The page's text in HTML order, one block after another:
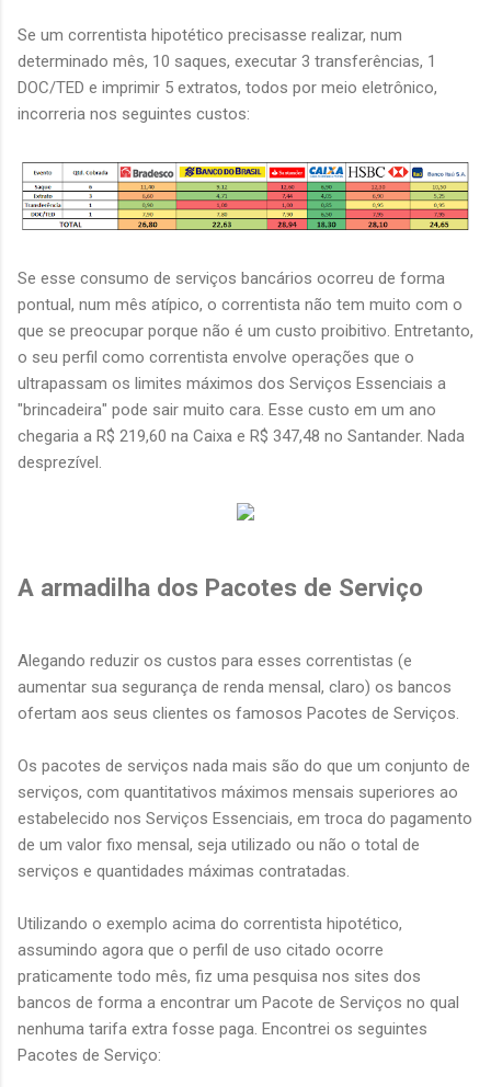
Se um correntista hipotético precisasse realizar, num
determinado mês, 10 saques, executar 3 transferências, 1
DOC/TED e imprimir 5 extratos, todos por meio eletrônico,
incorreria nos seguintes custos:
Se esse consumo de serviços bancários ocorreu de forma
pontual, num mês atípico, o correntista não tem muito com o
que se preocupar porque não é um custo proibitivo. Entretanto,
o seu perfil como correntista envolve operações que o
ultrapassam os limites máximos dos Serviços Essenciais a
"brincadeira" pode sair muito cara. Esse custo em um ano
chegaria a R$ 219,60 na Caixa e R$ 347,48 no Santander. Nada
desprezível.
A armadilha dos Pacotes de Serviço
Alegando reduzir os custos para esses correntistas (e
aumentar sua segurança de renda mensal, claro) os bancos
ofertam aos seus clientes os famosos Pacotes de Serviços.
Os pacotes de serviços nada mais são do que um conjunto de
serviços, com quantitativos máximos mensais superiores ao
estabelecido nos Serviços Essenciais, em troca do pagamento
de um valor fixo mensal, seja utilizado ou não o total de
serviços e quantidades máximas contratadas.
Utilizando o exemplo acima do correntista hipotético,
assumindo agora que o perfil de uso citado ocorre
praticamente todo mês, fiz uma pesquisa nos sites dos
bancos de forma a encontrar um Pacote de Serviços no qual
nenhuma tarifa extra fosse paga. Encontrei os seguintes
Pacotes de Serviço: